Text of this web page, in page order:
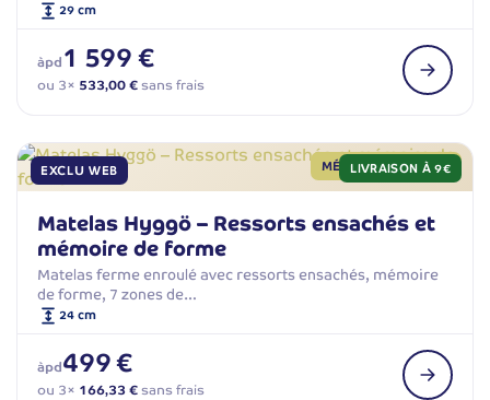
29 cm
àpd1 599 €
ou 3× 533,00 €sans frais
EXCLU WEB MÉMOIRE DE FORME
LIVRAISON À 9€
Matelas Hyggö – Ressorts ensachés et
mémoire de forme
Matelas ferme enroulé avec ressorts ensachés, mémoire
de forme, 7 zones de…
24 cm
àpd499 €
ou 3× 166,33 €sans frais